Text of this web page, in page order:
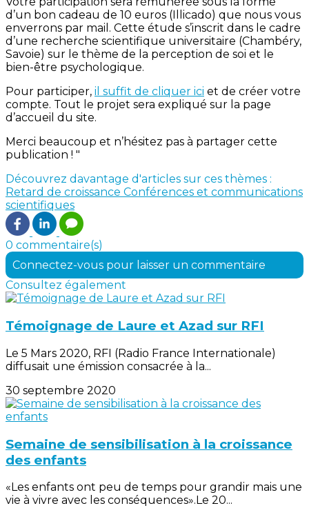
d’un bon cadeau de 10 euros (Illicado) que nous vous
enverrons par mail. Cette étude s’inscrit dans le cadre
d’une recherche scientifique universitaire (Chambéry,
Savoie) sur le thème de la perception de soi et le
bien-être psychologique.
Pour participer, il suffit de cliquer ici et de créer votre
compte. Tout le projet sera expliqué sur la page
d’accueil du site.
Merci beaucoup et n’hésitez pas à partager cette
publication ! "
Découvrez davantage d'articles sur ces thèmes :
Retard de croissance Conférences et communications
scientifiques
0 commentaire(s)
Connectez-vous pour laisser un commentaire
Consultez également
Témoignage de Laure et Azad sur RFI
Le 5 Mars 2020, RFI (Radio France Internationale)
diffusait une émission consacrée à la...
30 septembre 2020
Semaine de sensibilisation à la croissance
des enfants
«Les enfants ont peu de temps pour grandir mais une
vie à vivre avec les conséquences».Le 20...